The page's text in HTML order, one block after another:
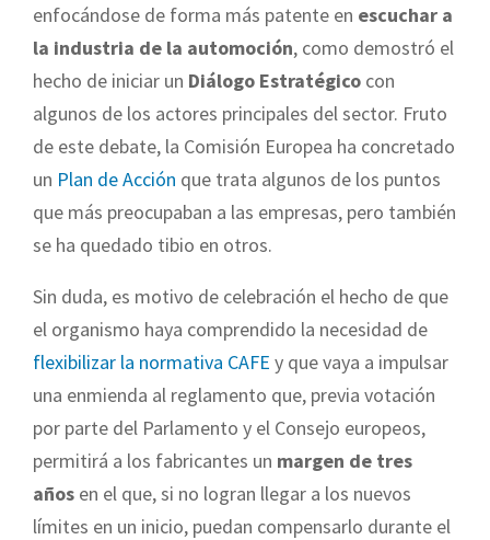
enfocándose de forma más patente en escuchar a
la industria de la automoción, como demostró el
hecho de iniciar un Diálogo Estratégico con
algunos de los actores principales del sector. Fruto
de este debate, la Comisión Europea ha concretado
un Plan de Acción que trata algunos de los puntos
que más preocupaban a las empresas, pero también
se ha quedado tibio en otros.
Sin duda, es motivo de celebración el hecho de que
el organismo haya comprendido la necesidad de
flexibilizar la normativa CAFE y que vaya a impulsar
una enmienda al reglamento que, previa votación
por parte del Parlamento y el Consejo europeos,
permitirá a los fabricantes un margen de tres
años en el que, si no logran llegar a los nuevos
límites en un inicio, puedan compensarlo durante el